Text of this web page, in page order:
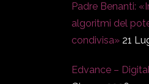
Padre Benanti:
algoritmi del
condivisa» 21
Edvance –